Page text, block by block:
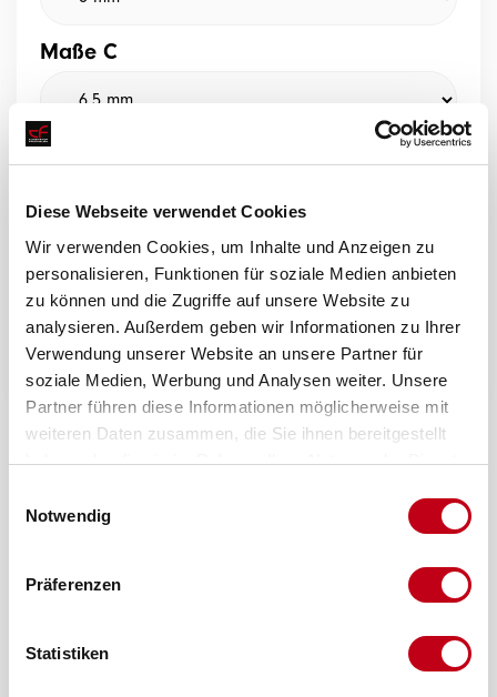
Diese Webseite verwendet Cookies
Wir verwenden Cookies, um Inhalte und Anzeigen zu
personalisieren, Funktionen für soziale Medien anbieten
zu können und die Zugriffe auf unsere Website zu
analysieren. Außerdem geben wir Informationen zu Ihrer
Verwendung unserer Website an unsere Partner für
soziale Medien, Werbung und Analysen weiter. Unsere
Partner führen diese Informationen möglicherweise mit
weiteren Daten zusammen, die Sie ihnen bereitgestellt
haben oder die sie im Rahmen Ihrer Nutzung der Dienste
Notwendig
Präferenzen
Statistiken
Maße C
Maße D
Ein Angebot anfragen